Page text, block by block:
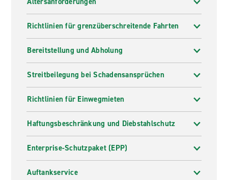
Richtlinien für grenzüberschreitende Fahrten
Bereitstellung und Abholung
Streitbeilegung bei Schadensansprüchen
Richtlinien für Einwegmieten
Haftungsbeschränkung und Diebstahlschutz
Enterprise-Schutzpaket (EPP)
Auftankservice